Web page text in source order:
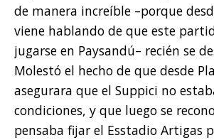
de manera increíble –porque
viene hablando de que este
jugarse en Paysandú– recién se
Molestó el hecho de que desde
asegurara que el Suppici no
condiciones, y que luego se
pensaba fijar el Esstadio Artigas